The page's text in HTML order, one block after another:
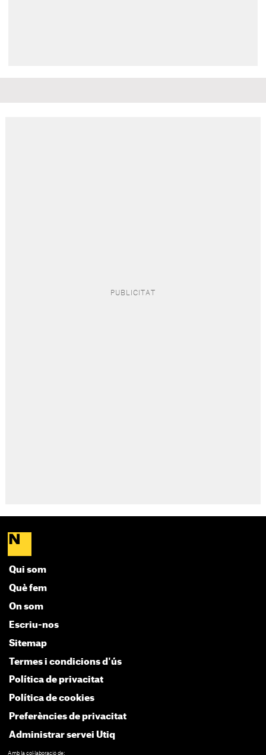
Qui som
Què fem
On som
Escriu-nos
Sitemap
Termes i condicions d'ús
Política de privacitat
Política de cookies
Preferències de privacitat
Administrar servei Utiq
Amb la col·laboració de: